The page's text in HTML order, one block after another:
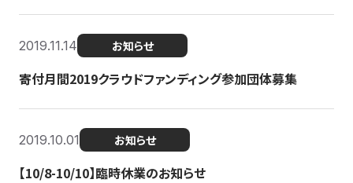
2019.11.14 お知らせ
寄付月間2019クラウドファンディング参加団体募集
2019.10.01 お知らせ
【10/8-10/10】臨時休業のお知らせ